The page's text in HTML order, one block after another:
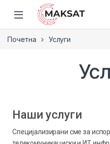
Почетна Услуги
Наши услуги
Специјализирани сме за